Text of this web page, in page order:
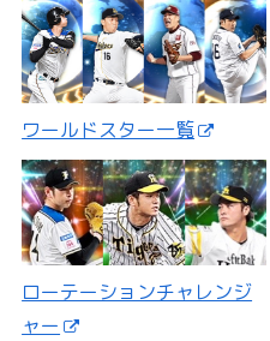
ワールドスター一覧
ローテーションチャレンジ
ャー